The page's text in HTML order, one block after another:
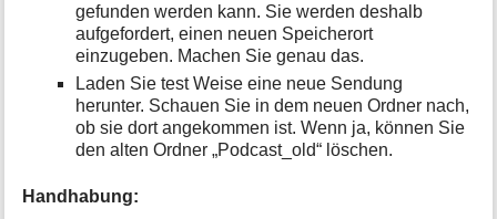
gefunden werden kann. Sie werden deshalb
aufgefordert, einen neuen Speicherort
einzugeben. Machen Sie genau das.
Laden Sie test Weise eine neue Sendung
herunter. Schauen Sie in dem neuen Ordner nach,
ob sie dort angekommen ist. Wenn ja, können Sie
den alten Ordner „Podcast_old“ löschen.
Handhabung: